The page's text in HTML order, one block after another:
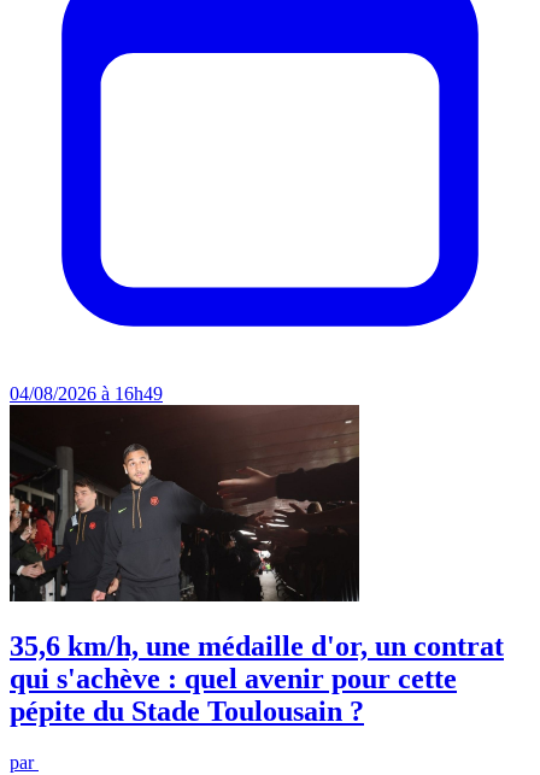
04/08/2026 à 16h49
35,6 km/h, une médaille d'or, un contrat
qui s'achève : quel avenir pour cette
pépite du Stade Toulousain ?
par